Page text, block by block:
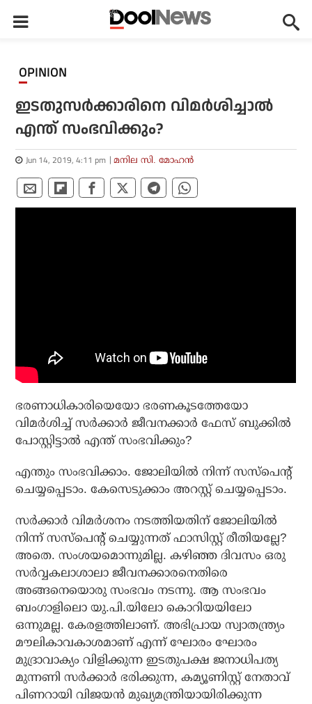
OPINION
ഇടതുസര്‍ക്കാരിനെ വിമര്‍ശിച്ചാല്‍
എന്ത് സംഭവിക്കും?
Jun 14, 2019, 4:11 pm മനില സി. മോഹൻ
ഭരണാധികാരിയെയോ ഭരണകൂടത്തേയോ
വിമര്‍ശിച്ച് സര്‍ക്കാര്‍ ജീവനക്കാര്‍ ഫേസ് ബുക്കില്‍
പോസ്റ്റിട്ടാല്‍ എന്ത് സംഭവിക്കും?
എന്തും സംഭവിക്കാം. ജോലിയില്‍ നിന്ന് സസ്‌പെന്റ്
ചെയ്യപ്പെടാം. കേസെടുക്കാം അറസ്റ്റ് ചെയ്യപ്പെടാം.
സര്‍ക്കാര്‍ വിമര്‍ശനം നടത്തിയതിന് ജോലിയില്‍
നിന്ന് സസ്‌പെന്റ് ചെയ്യുന്നത് ഫാസിസ്റ്റ് രീതിയല്ലേ?
അതെ. സംശയമൊന്നുമില്ല. കഴിഞ്ഞ ദിവസം ഒരു
സര്‍വ്വകലാശാലാ ജീവനക്കാരനെതിരെ
അങ്ങനെയൊരു സംഭവം നടന്നു. ആ സംഭവം
ബംഗാളിലൊ യു.പി.യിലോ കൊറിയയിലോ
ഒന്നുമല്ല. കേരളത്തിലാണ്. അഭിപ്രായ സ്വാതന്ത്ര്യം
മൗലികാവകാശമാണ് എന്ന് ഘോരം ഘോരം
മുദ്രാവാക്യം വിളിക്കുന്ന ഇടതുപക്ഷ ജനാധിപത്യ
മുന്നണി സര്‍ക്കാര്‍ ഭരിക്കുന്ന, കമ്യൂണിസ്റ്റ് നേതാവ്
പിണറായി വിജയന്‍ മുഖ്യമന്ത്രിയായിരിക്കുന്ന